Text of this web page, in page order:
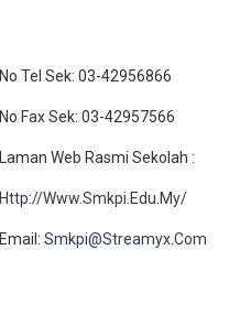
No Tel Sek: 03-42956866
No Fax Sek: 03-42957566
Laman Web Rasmi Sekolah :
Http://Www.Smkpi.Edu.My/
Email: Smkpi@Streamyx.Com